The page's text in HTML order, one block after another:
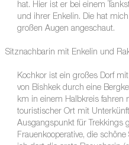
hat. Hier ist er bei einem
und ihrer Enkelin. Die hat
großen Augen angeschaut.
Sitznachbarin mit Enkelin und
Kochkor ist ein großes Dorf
von Bishkek durch eine
km in einem Halbkreis fahren
touristischer Ort mit
Ausgangspunkt für Trekkings
Frauenkooperative, die